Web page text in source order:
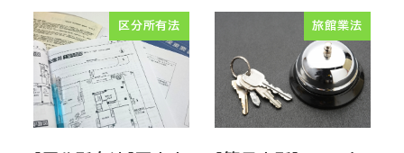
区分所有法 旅館業法